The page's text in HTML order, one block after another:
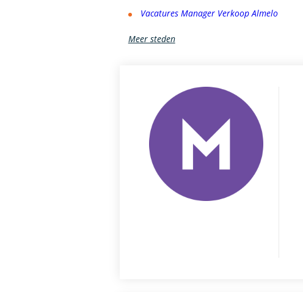
Vacatures Manager Verkoop Almelo
Meer steden